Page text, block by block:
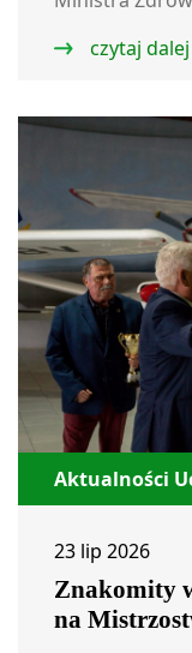
czytaj dalej
Aktualności
23 lip 2026
Znakomity
na